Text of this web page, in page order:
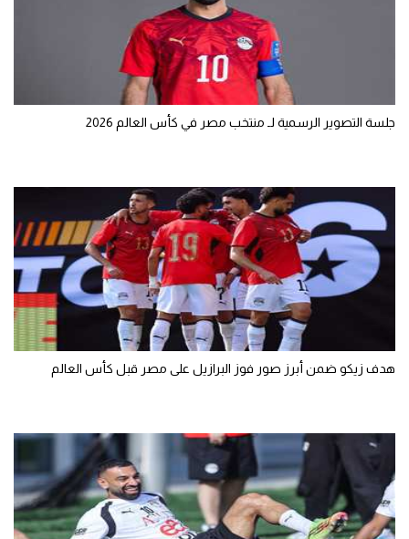
جلسة التصوير الرسمية لـ منتخب مصر في كأس العالم 2026
هدف زيكو ضمن أبرز صور فوز البرازيل على مصر قبل كأس العالم